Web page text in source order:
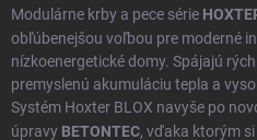
Modulárne krby a pece série
obľúbenejšou voľbou pre moderné
nízkoenergetické domy. Spájajú
premyslenú akumuláciu tepla a
Systém Hoxter BLOX navyše po
úpravy BETONTEC, vďaka ktorým